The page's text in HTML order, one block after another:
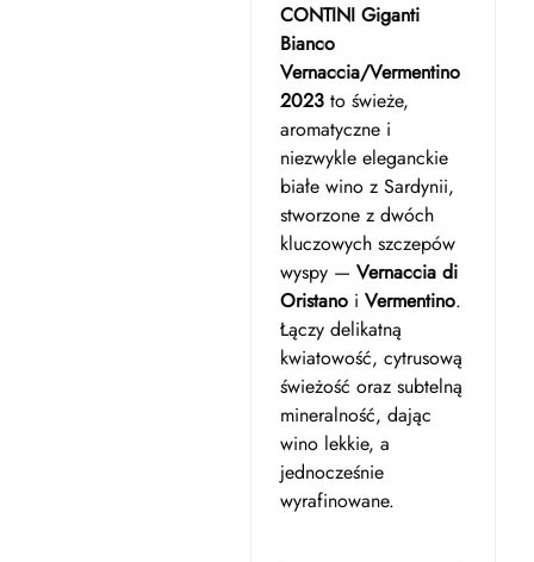
CONTINI Giganti
Bianco
Vernaccia/Vermentino
2023to świeże,
aromatyczne i
niezwykle eleganckie
białe wino z Sardynii,
stworzone z dwóch
kluczowych szczepów
wyspy — Vernaccia di
Oristanoi Vermentino.
Łączy delikatną
kwiatowość, cytrusową
świeżość oraz subtelną
mineralność, dając
wino lekkie, a
jednocześnie
wyrafinowane.